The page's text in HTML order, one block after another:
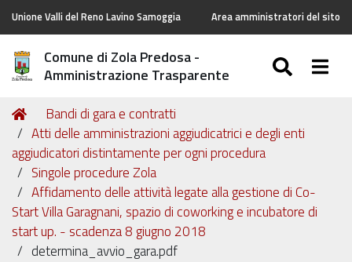
Unione Valli del Reno Lavino Samoggia Area amministratori del sito
Comune di Zola Predosa -
Amministrazione Trasparente
Tu
sei
qui:
Home
Bandi di gara e contratti
Atti delle amministrazioni aggiudicatrici e degli enti
aggiudicatori distintamente per ogni procedura
Singole procedure Zola
Affidamento delle attività legate alla gestione di Co-
Start Villa Garagnani, spazio di coworking e incubatore di
start up. - scadenza 8 giugno 2018
determina_avvio_gara.pdf